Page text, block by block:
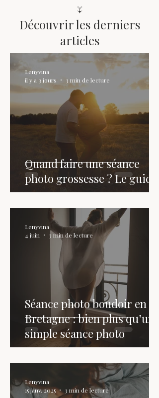
↓
Découvrir les derniers
articles
Quand faire une séance
photo grossesse ? Le guide
Lenyvina
il y a 3 jours
3 min de lecture
Séance photo boudoir en
Bretagne : bien plus qu’une
simple séance photo
Lenyvina
4 juin
3 min de lecture
Lenyvina
15 janv. 2025
3 min de lecture